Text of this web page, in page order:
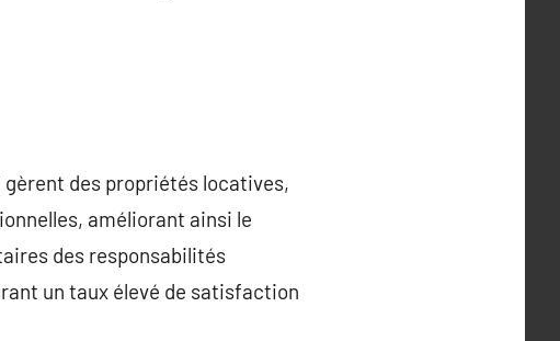
des propriétés locatives,
améliorant ainsi le
des responsabilités
un taux élevé de satisfaction